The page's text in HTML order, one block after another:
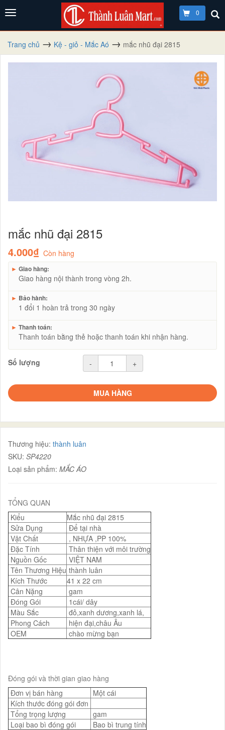
0
Trang chủ Kệ - giỏ - Mắc Aó mắc nhũ đại 2815
mắc nhũ đại 2815
4.000₫ Còn hàng
► Giao hàng:
Giao hàng nội thành trong vòng 2h.
► Bảo hành:
1 đổi 1 hoàn trả trong 30 ngày
► Thanh toán:
Thanh toán bằng thẻ hoặc thanh toán khi nhận hàng.
Số lượng - +
MUA HÀNG
Thương hiệu: thành luân
SKU: SP4220
Loại sản phẩm: MẮC ÁO
TỔNG QUAN
Kiểu
Mắc nhũ đại 2815
Sửa Dụng
Để tại nhà
Vật Chất
, NHỰA ,PP 100%
Đặc Tính
Thân thiện với môi trường
Nguồn Gốc
VIỆT NAM
Tên Thương Hiệu thành luân
Kích Thước
41 x 22 cm
Cân Nặng
gam
Đóng Gói
1cái/ dây
Màu Sắc
đỏ,xanh dương,xanh lá,
Phong Cách
hiện đại,châu Âu
OEM
chào mừng bạn
Đóng gói và thời gian giao hàng
Đơn vị bán hàng
Một cái
Kích thước đóng gói đơn
Tổng trọng lượng
gam
Loại bao bì đóng gói
Bao bì trung tính